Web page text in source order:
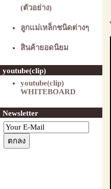
(ตัวอย่าง)
ลูกแม่เหล็กชนิดต่างๆ
สินค้ายอดนิยม
youtube(clip)
youtube(clip)
WHITEBOARD
Newsletter